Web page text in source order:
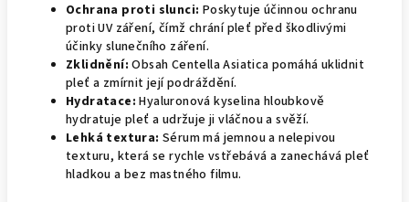
Ochrana proti slunci: Poskytuje účinnou ochranu
proti UV záření, čímž chrání pleť před škodlivými
účinky slunečního záření.
Zklidnění: Obsah Centella Asiatica pomáhá uklidnit
pleť a zmírnit její podráždění.
Hydratace: Hyaluronová kyselina hloubkově
hydratuje pleť a udržuje ji vláčnou a svěží.
Lehká textura: Sérum má jemnou a nelepivou
texturu, která se rychle vstřebává a zanechává pleť
hladkou a bez mastného filmu.